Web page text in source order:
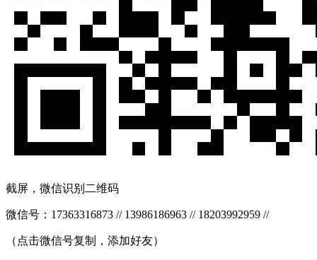
截屏，微信识别二维码
微信号： 17363316873 // 13986186963 // 18203992959 //
（点击微信号复制，添加好友）